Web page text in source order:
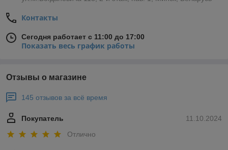
Контакты
Сегодня работает с 11:00 до 17:00
Показать весь график работы
Отзывы о магазине
145 отзывов за всё время
11.10.2024
Покупатель
Отлично